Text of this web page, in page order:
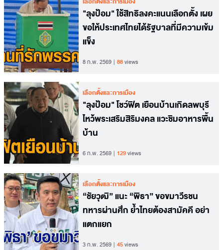
"ลุงป้อม" ใช้สิทธิลงคะแนนเลือกตั้ง เผย
ขอให้ประเทศไทยได้รัฐบาลที่มีความเข้ม
แข็ง
8 ก.พ. 2569 88views
เลือกตั้งและการเมือง
"ลุงป้อม" โชว์ฟิต เยือนบ้านเกิดลพบุรี
ไหว้พระเสริมสิริมงคล แวะชิมอาหารพื้น
บ้าน
6 ก.พ. 2569 129views
เลือกตั้งและการเมือง
“ชัยวุฒิ” แนะ “พิธา” ขอขมาวีรชน
ทหารผ่านศึก ย้ำไทยต้องสามัคคี อย่า
แตกแยก
3 ก.พ. 2569 45views